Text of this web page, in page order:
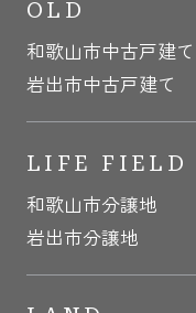
OLD
和歌山市中古戸建て
岩出市中古戸建て
LIFE FIELD
和歌山市分譲地
岩出市分譲地